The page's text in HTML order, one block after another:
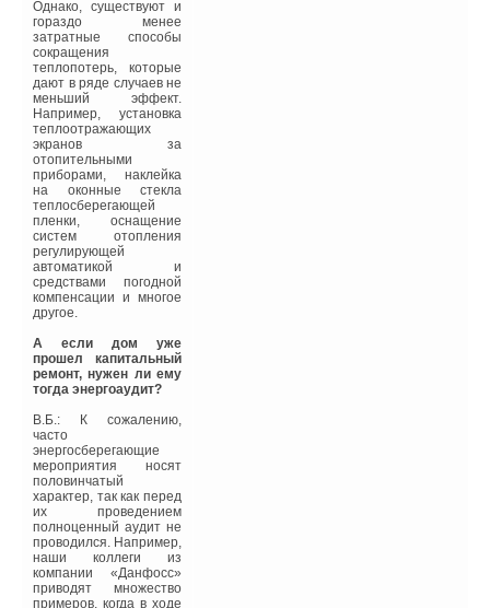
Однако, существуют и
гораздо менее
затратные способы
сокращения
теплопотерь, которые
дают в ряде случаев не
меньший эффект.
Например, установка
теплоотражающих
экранов за
отопительными
приборами, наклейка
на оконные стекла
теплосберегающей
пленки, оснащение
систем отопления
регулирующей
автоматикой и
средствами погодной
компенсации и многое
другое.
А если дом уже
прошел капитальный
ремонт, нужен ли ему
тогда энергоаудит?
В.Б.: К сожалению,
часто
энергосберегающие
мероприятия носят
половинчатый
характер, так как перед
их проведением
полноценный аудит не
проводился. Например,
наши коллеги из
компании «Данфосс»
приводят множество
примеров, когда в ходе
дома более комфортны
по сравнению с домами,
построенными по
традиционной
технологии, за счет
обеспечения
энергетически
оптимального режима
эксплуатации,
исключения
образования сквозняков,
сокращению шумовой
эмиссии, исключения
неприятных запахов и, в
целом, эффективного
снижение энергозатрат.
Показателем тепловой
эффективности N
здания принято
называть величину: N =
минимальные затраты
энергии необходимые
для создания
комфортных условий в
Qmax —
действительные
затраты энергии
необходимые на обогрев
и охлаждение здания.
При этом показатель
тепловой
эффективности здания
N может быть записан
как N = N1N2N3, где N1
— показатель тепловой
эффективности,